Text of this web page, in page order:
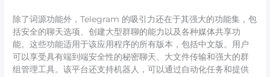
除了词源功能外，Telegram 的吸引力还在于其强大的功能集，包
括安全的聊天选项、创建大型群聊的能力以及各种媒体共享功
能。这些功能适用于该应用程序的所有版本，包括中文版。用户
可以享受具有端到端安全性的秘密聊天、大文件传输和强大的群
组管理工具。该平台还支持机器人，可以通过自动化任务和提供